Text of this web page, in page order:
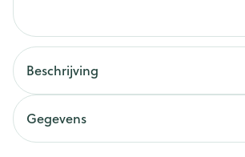
Beschrijving
Gegevens